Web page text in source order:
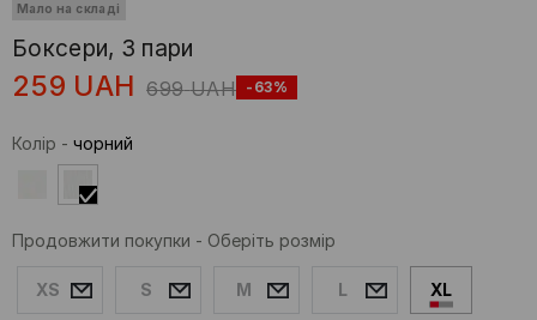
Мало на складі
Боксери, 3 пари
259 UAH 699 UAH -63%
Колір - чорний
Продовжити покупки - Оберіть розмір
XS S M L XL